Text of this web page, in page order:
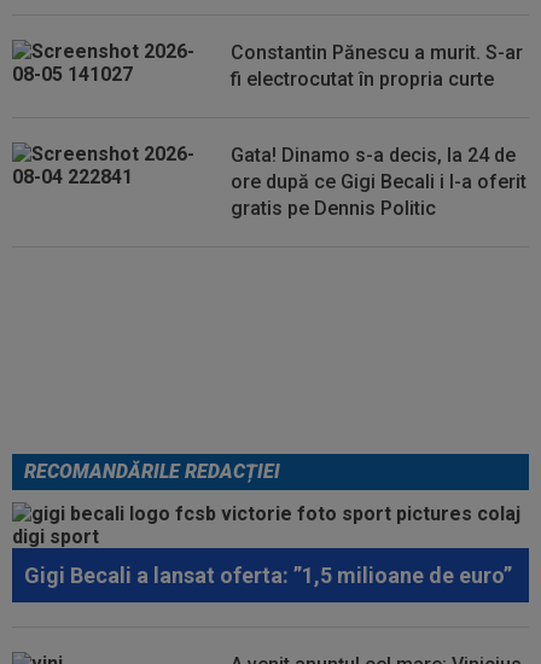
Constantin Pănescu a murit. S-ar
fi electrocutat în propria curte
Gata! Dinamo s-a decis, la 24 de
ore după ce Gigi Becali i l-a oferit
gratis pe Dennis Politic
RECOMANDĂRILE REDACȚIEI
Gigi Becali a lansat oferta: ”1,5 milioane de euro”